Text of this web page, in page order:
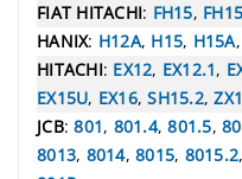
FIAT HITACHI: FH15,
HANIX: H12A, H15, H15A,
HITACHI: EX12, EX12.1,
EX15U, EX16,SH15.2,
JCB:801, 801.4,801.5,
8013, 8014, 8015, 8015.2,